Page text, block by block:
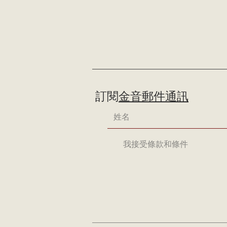
訂閱金音郵件通訊
我接受條款和條件